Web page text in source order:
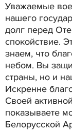
Уважаемые
нашего
долг перед
спокойствие.
знаем, что
небом. Вы
страны, но и
Искренне
Своей
показываете
Белорусской